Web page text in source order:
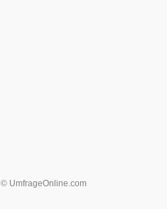
© UmfrageOnline.com